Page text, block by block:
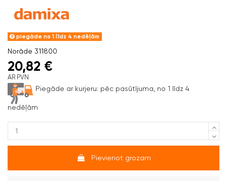
piegāde no 1 līdz 4 nedēļām
Norāde 311800
20,82 €
AR PVN
Piegāde ar kurjeru: pēc pasūtījuma, no 1 līdz 4
nedēļām
Pievienot grozam